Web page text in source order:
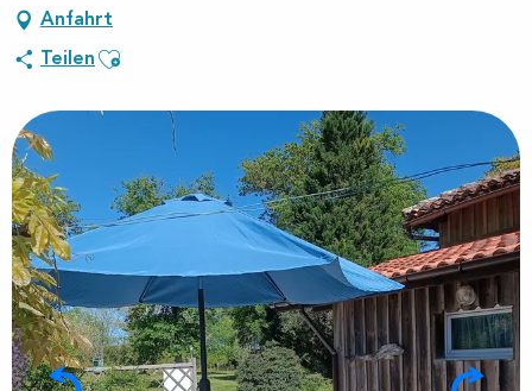
Anfahrt
Teilen Ajouter aux favoris